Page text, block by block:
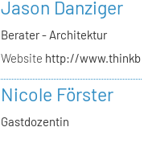
Jason Danziger
Berater - Architektur
Website http://
Nicole Förster
Gastdozentin